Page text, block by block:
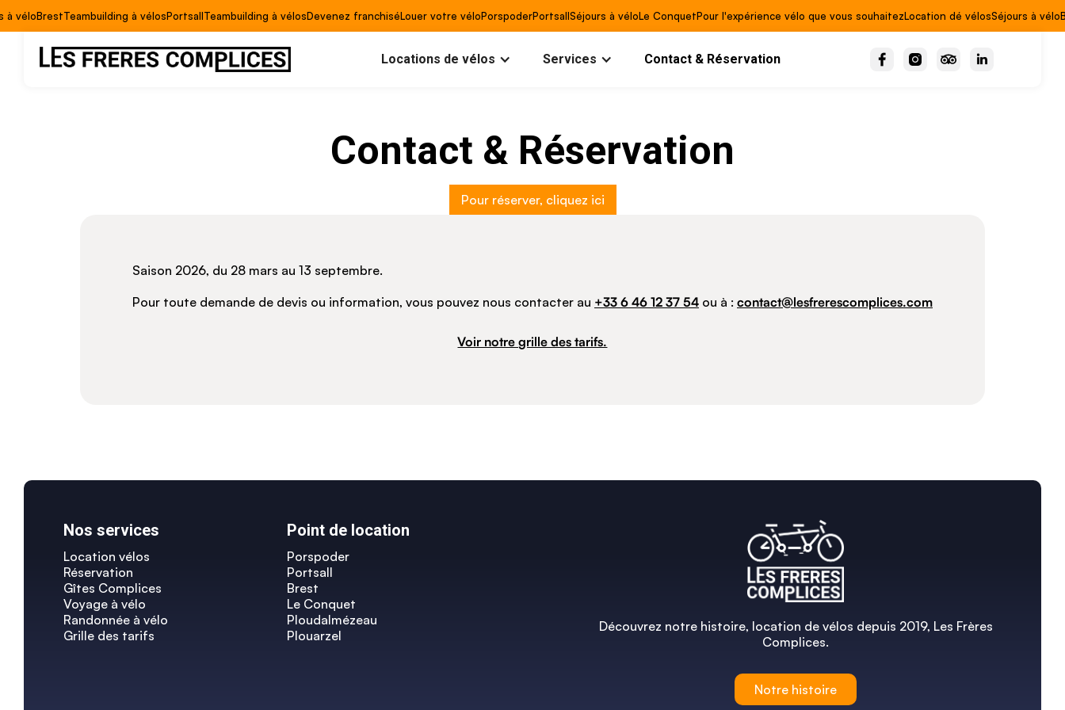
à véloBrestTeambuilding à vélosPortsallTeambuilding à vélosDevenez franchiséLouer votre véloPorspoderPortsallSéjours à véloLe ConquetPour l'expérience vélo que vous souhaitezLocation dé vélosSéjours à vélo
Locations de vélos Services Contact & Réservation
Contact & Réservation
Pour réserver, cliquez ici
Saison 2026, du 28 mars au 13 septembre.
Pour toute demande de devis ou information, vous pouvez nous contacter au +33 6 46 12 37 54ou à : contact@lesfrerescomplices.com
Voir notre grille des tarifs.
Nos services
Location vélos
Réservation
Gîtes Complices
Voyage à vélo
Randonnée à vélo
Grille des tarifs
Point de location
Porspoder
Portsall
Brest
Le Conquet
Ploudalmézeau
Plouarzel
Découvrez notre histoire, location de vélos depuis 2019, Les Frères
Complices.
Notre histoire